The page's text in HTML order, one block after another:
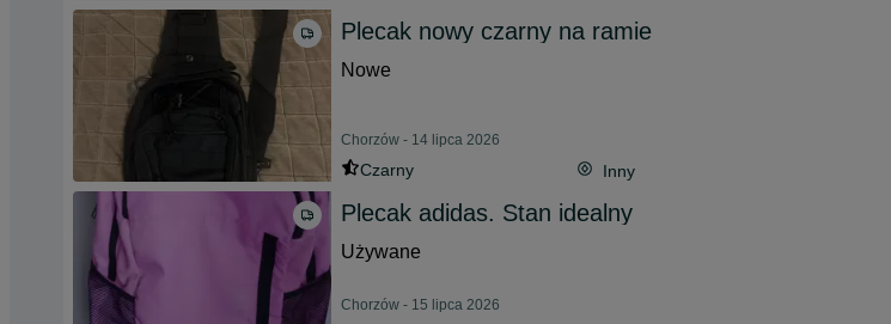
Plecak nowy czarny na ramie
Nowe
Chorzów - 14 lipca 2026
Czarny Inny
Plecak adidas. Stan idealny
Używane
Chorzów - 15 lipca 2026